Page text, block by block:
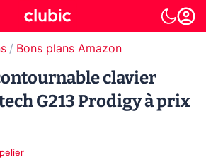
Bons plans Amazon
clavier
G213 Prodigy à prix